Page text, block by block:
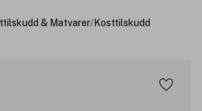
& Matvarer/Kosttilskudd